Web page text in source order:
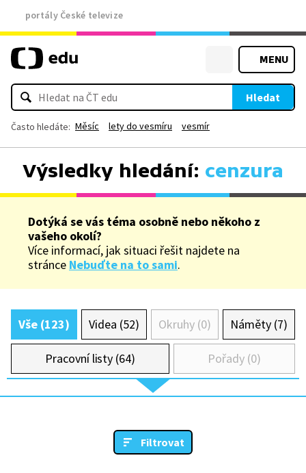
portály České televize
MENU
Hledat
Často hledáte: Měsíc lety do vesmíru vesmír
Výsledky hledání: cenzura
Dotýká se vás téma osobně nebo někoho z
vašeho okolí?
Více informací, jak situaci řešit najdete na
stránce Nebuďte na to sami.
Vše (123) Videa (52) Okruhy (0) Náměty (7)
Pracovní listy (64) Pořady (0)
Filtrovat